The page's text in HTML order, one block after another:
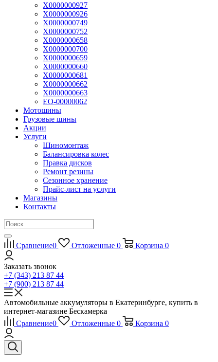
Х0000000927
Х0000000926
Х0000000749
Х0000000752
Х0000000658
Х0000000700
Х0000000659
Х0000000660
Х0000000681
Х0000000662
Х0000000663
ЕО-00000062
Мотошины
Грузовые шины
Акции
Услуги
Шиномонтаж
Балансировка колес
Правка дисков
Ремонт резины
Сезонное хранение
Прайс-лист на услуги
Магазины
Контакты
Сравнение0 Отложенные 0 Корзина 0
Заказать звонок
+7 (343) 213 87 44
+7 (900) 213 87 44
Автомобильные аккумуляторы в Екатеринбурге, купить в
интернет-магазине Бескамерка
Сравнение0 Отложенные 0 Корзина 0